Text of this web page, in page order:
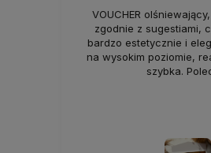
VOUCHER
zgodnie z sugestiami,
bardzo estetycznie i
na wysokim poziomie,
szybka.